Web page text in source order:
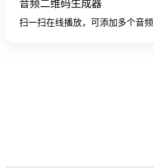
扫一扫在线播放，可添加多个音频